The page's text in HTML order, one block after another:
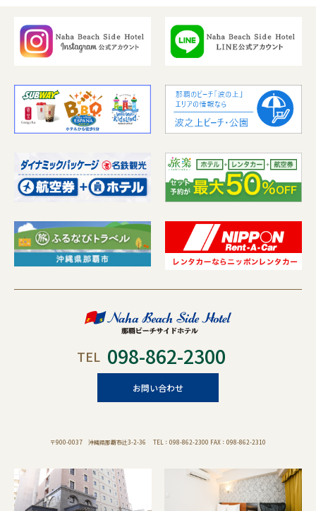
TEL 098-862-2300
お問い合わせ
〒900-0037 沖縄県那覇市辻3-2-36 TEL：098-862-2300 FAX：098-862-2310